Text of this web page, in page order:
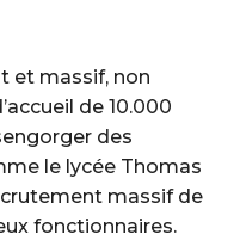
et massif, non
de 10.000
des
le lycée Thomas
massif de
fonctionnaires.